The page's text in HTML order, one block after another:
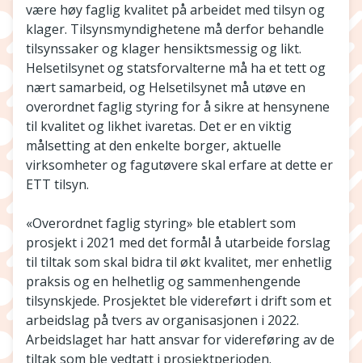
være høy faglig kvalitet på arbeidet med tilsyn og
klager. Tilsynsmyndighetene må derfor behandle
tilsynssaker og klager hensiktsmessig og likt.
Helsetilsynet og statsforvalterne må ha et tett og
nært samarbeid, og Helsetilsynet må utøve en
overordnet faglig styring for å sikre at hensynene
til kvalitet og likhet ivaretas. Det er en viktig
målsetting at den enkelte borger, aktuelle
virksomheter og fagutøvere skal erfare at dette er
ETT tilsyn.
«Overordnet faglig styring» ble etablert som
prosjekt i 2021 med det formål å utarbeide forslag
til tiltak som skal bidra til økt kvalitet, mer enhetlig
praksis og en helhetlig og sammenhengende
tilsynskjede. Prosjektet ble videreført i drift som et
arbeidslag på tvers av organisasjonen i 2022.
Arbeidslaget har hatt ansvar for videreføring av de
tiltak som ble vedtatt i prosjektperioden.